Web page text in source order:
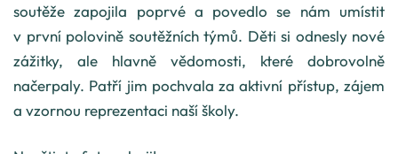
soutěže zapojila poprvé a povedlo se nám umístit
v první polovině soutěžních týmů. Děti si odnesly nové
zážitky, ale hlavně vědomosti, které dobrovolně
načerpaly. Patří jim pochvala za aktivní přístup, zájem
a vzornou reprezentaci naší školy.